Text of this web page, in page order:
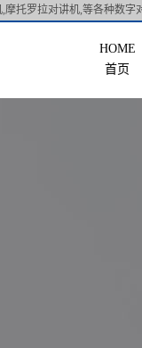
托罗拉对讲机,等各种数字
首页